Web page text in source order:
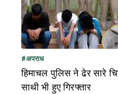
#अपराध
हिमाचल पुलिस ने ढेर सारे
साथी भी हुए गिरफ्तार